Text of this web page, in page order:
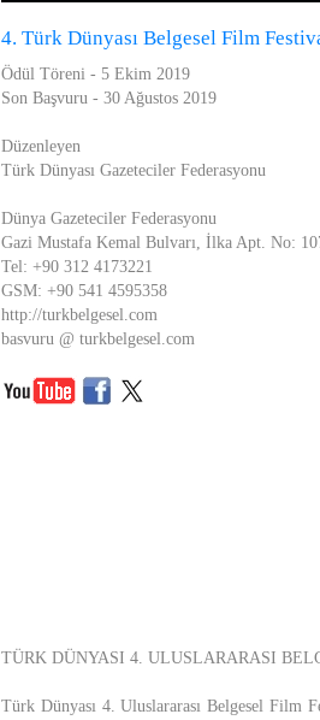
4. Türk Dünyası Belgesel Film
Ödül Töreni - 5 Ekim 2019
Son Başvuru - 30 Ağustos 2019
Düzenleyen
Türk Dünyası Gazeteciler Federasyonu
Dünya Gazeteciler Federasyonu
Gazi Mustafa Kemal Bulvarı, İlka Apt. No:
Tel: +90 312 4173221
GSM: +90 541 4595358
http://turkbelgesel.com
basvuru @ turkbelgesel.com
TÜRK DÜNYASI 4. ULUSLARARASI
Türk Dünyası 4. Uluslararası Belgesel Film